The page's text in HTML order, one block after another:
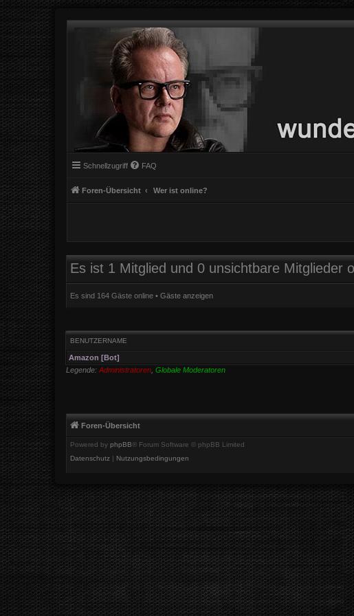
Schnellzugriff FAQ
Foren-Übersicht Wer ist online?
Es ist 1 Mitglied und 0 unsichtbare Mitglieder
Es sind 164 Gäste online • Gäste anzeigen
BENUTZERNAME
Amazon [Bot]
Legende: Administratoren Globale Moderatoren
Foren-Übersicht
Powered by phpBB® Forum Software © phpBB Limited
Datenschutz | Nutzungsbedingungen